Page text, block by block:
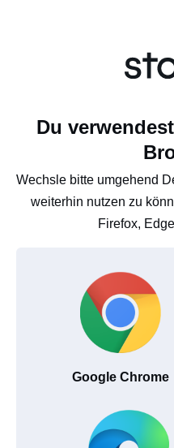
Du
Wechsle bitte umgehend
weiterhin nutzen zu
Firefox,
Google Chrome